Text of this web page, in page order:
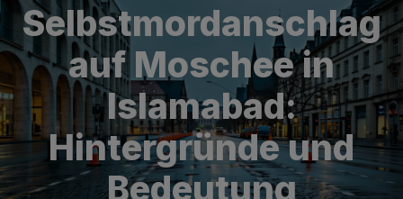
Selbstmordanschlag
auf Moschee in
Islamabad:
Hintergründe und
Bedeutung